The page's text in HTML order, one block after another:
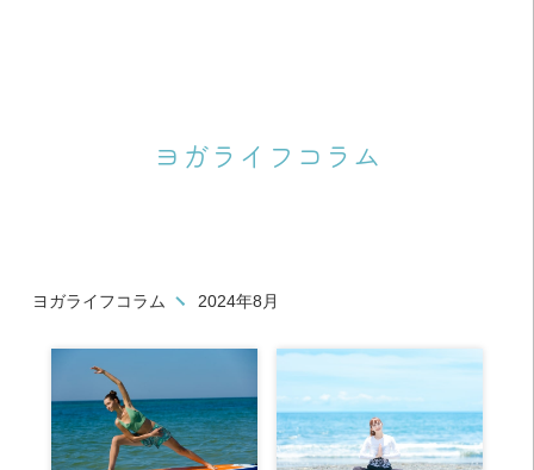
ヨガライフコラム
ヨガライフコラム 2024年8月